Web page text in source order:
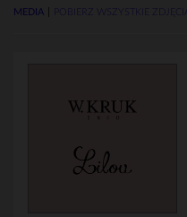
MEDIA POBIERZ WSZYSTKIE ZDJĘCIA